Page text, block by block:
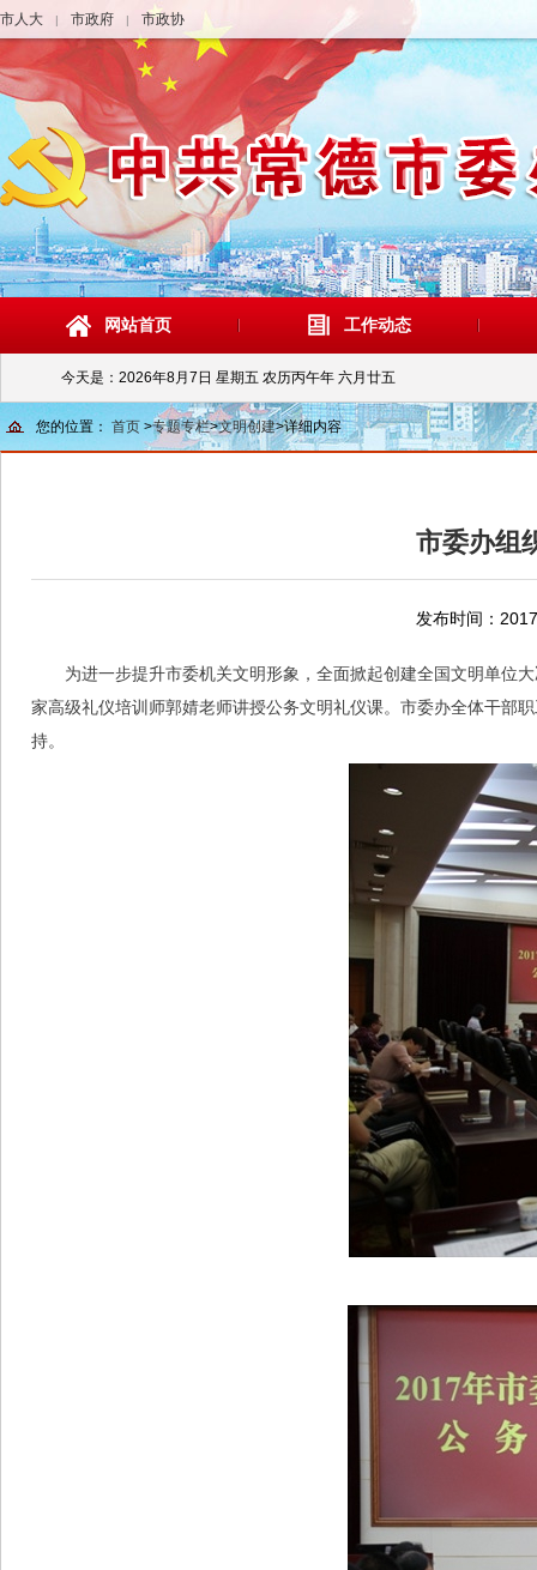
市人大 | 市政府 | 市政协
网站首页 工作动态
今天是： 2026年8月7日 星期五 农历丙午年 六月廿五
您的位置： 首页 >专题专栏>文明创建>详细内容
市委办组
发布时间：
为进一步提升市委机关文明形象，全面掀起创建全国文明单位
家高级礼仪培训师郭婧老师讲授公务文明礼仪课。市委办全体干部
持。